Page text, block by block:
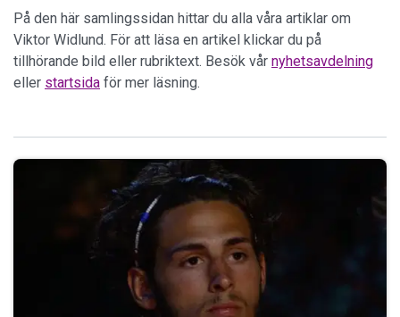
På den här samlingssidan hittar du alla våra artiklar om
Viktor Widlund. För att läsa en artikel klickar du på
tillhörande bild eller rubriktext. Besök vår nyhetsavdelning
eller startsida för mer läsning.